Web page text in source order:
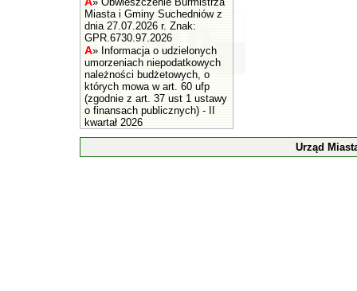
Miasta i Gminy Suchedniów z
dnia 27.07.2026 r. Znak:
GPR.6730.97.2026
A» Informacja o udzielonych
umorzeniach niepodatkowych
należności budżetowych, o
których mowa w art. 60 ufp
(zgodnie z art. 37 ust 1 ustawy
o finansach publicznych) - II
kwartał 2026
Urząd